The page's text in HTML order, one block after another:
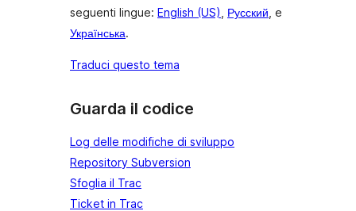
seguenti lingue: English (US), Русский, e
Українська.
Traduci questo tema
Guarda il codice
Log delle modifiche di sviluppo
Repository Subversion
Sfoglia il Trac
Ticket in Trac